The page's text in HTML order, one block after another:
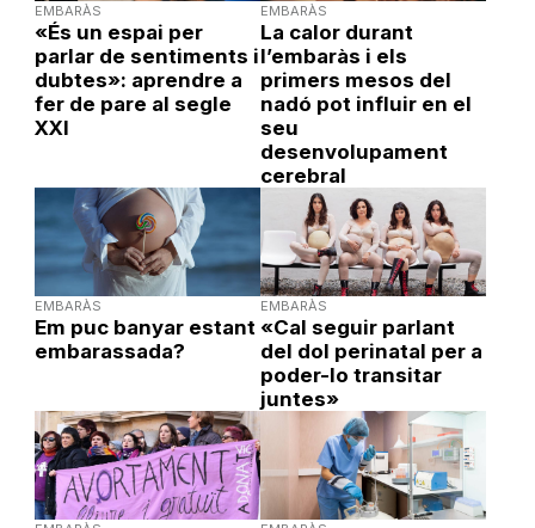
EMBARÀS
«És un espai per
parlar de sentiments i
dubtes»: aprendre a
fer de pare al segle
XXI
EMBARÀS
La calor durant
l’embaràs i els
primers mesos del
nadó pot influir en el
seu
desenvolupament
cerebral
EMBARÀS
Em puc banyar estant
embarassada?
EMBARÀS
«Cal seguir parlant
del dol perinatal per a
poder-lo transitar
juntes»